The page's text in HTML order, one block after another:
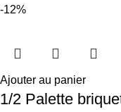
-12%
Ajouter au panier
1/2 Palette